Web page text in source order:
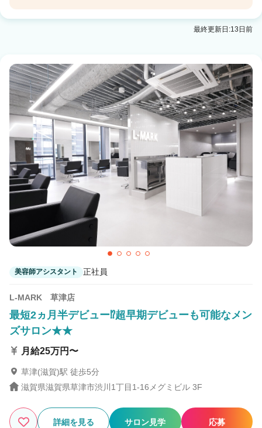
Ciel
栗東駅 徒歩12分
eclat
草津(滋賀)駅 徒歩10分
最終更新日:13日前
美容師アシスタント 正社員
L-MARK 草津店
最短2ヵ月半デビュー⁉超早期デビューも可能なメン
ズサロン★★
月給25万円〜
草津(滋賀)駅 徒歩5分
滋賀県滋賀県草津市渋川1丁目1-16メグミビル 3F
詳細を見る サロン見学 応募